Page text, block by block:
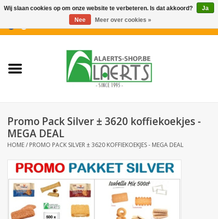
Nieuwigheden
Koffiekoekjes
Dranken
Aperitiefkoekjes
Promo Pack Silver ± 3620 koffiekoekjes -
MEGA DEAL
HOME/ PROMO PACK SILVER ± 3620 KOFFIEKOEKJES - MEGA DEAL
Wij slaan cookies op om onze website te verbeteren. Is dat akkoord?
Ja
Nee
Meer over cookies »